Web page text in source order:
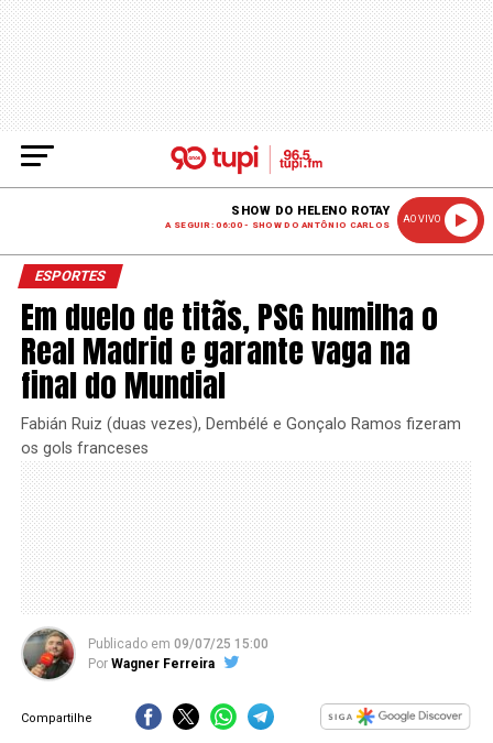
SHOW DO HELENO ROTAY
A SEGUIR: 06:00 - SHOW DO ANTÔNIO CARLOS
AO VIVO
ESPORTES
Em duelo de titãs, PSG humilha o
Real Madrid e garante vaga na
final do Mundial
Fabián Ruiz (duas vezes), Dembélé e Gonçalo Ramos fizeram
os gols franceses
Publicado em 09/07/25 15:00
Por Wagner Ferreira
Compartilhe